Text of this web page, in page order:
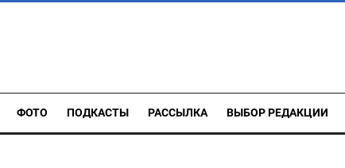
ФОТО ПОДКАСТЫ РАССЫЛКА ВЫБОР РЕДАКЦИИ